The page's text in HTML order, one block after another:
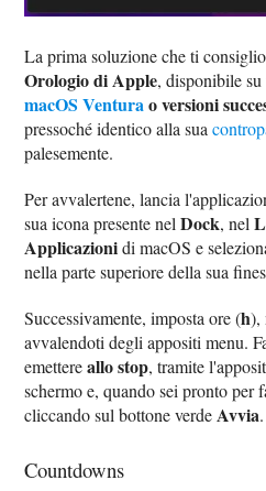
La prima soluzione che ti
Orologio di Apple, disponibile
macOS Venturao versioni
pressoché identico alla sua
palesemente.
Per avvalertene, lancia
sua icona presente nelDock, nel
Applicazionidi macOS e
nella parte superiore della sua
Successivamente, imposta ore (h),
avvalendoti degli appositi menu.
emettereallo stop, tramite
schermo e, quando sei pronto
cliccando sul bottone verdeAvvia.
Countdowns